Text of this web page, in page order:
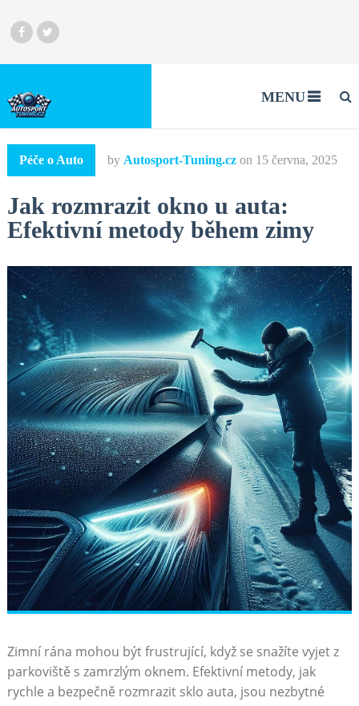
MENU
Péče o Auto by Autosport-Tuning.cz on 15 června, 2025
Jak rozmrazit okno u auta:
Efektivní metody během zimy
Zimní rána⁣ mohou být frustrující, když‍ se snažíte vyjet​ z
parkoviště s ‍zamrzlým oknem. Efektivní metody, jak
rychle a bezpečně rozmrazit sklo auta, jsou nezbytné